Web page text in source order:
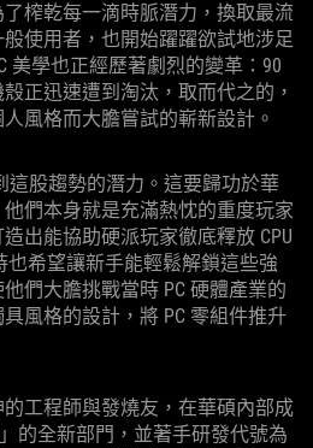
榨乾每一滴時脈潛力，換取最流
使用者，也開始躍躍欲試地涉足
美學也正經歷著劇烈的變革：90
正迅速遭到淘汰，取而代之的，
風格而大膽嘗試的嶄新設計。
這股趨勢的潛力。這要歸功於華
們本身就是充滿熱忱的重度玩家
出能協助硬派玩家徹底釋放 CPU
也希望讓新手能輕鬆解鎖這些強
們大膽挑戰當時 PC 硬體產業的
風格的設計，將 PC 零組件推升
工程師與發燒友，在華碩內部成
的全新部門，並著手研發代號為